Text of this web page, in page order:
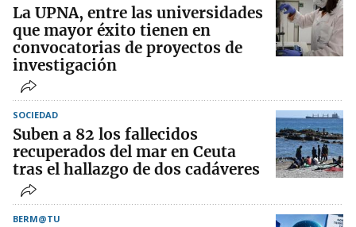
La UPNA, entre las universidades
que mayor éxito tienen en
convocatorias de proyectos de
investigación
SOCIEDAD
Suben a 82 los fallecidos
recuperados del mar en Ceuta
tras el hallazgo de dos cadáveres
BERM@TU